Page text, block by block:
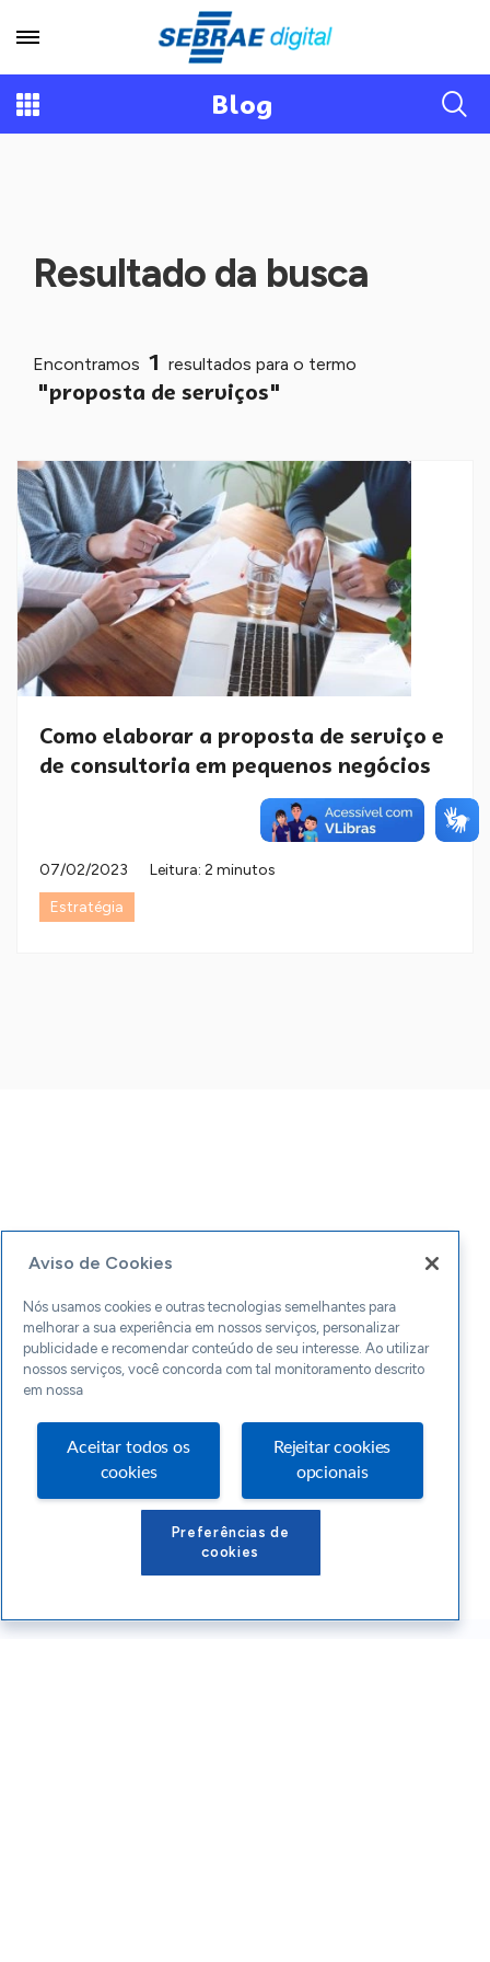
Blog
Resultado da busca
Encontramos 1 resultados para o termo
"proposta de serviços"
Como elaborar a proposta de serviço e
de consultoria em pequenos negócios
07/02/2023
Leitura: 2 minutos
Estratégia
Aviso de Cookies
Nós usamos cookies e outras tecnologias semelhantes para
melhorar a sua experiência em nossos serviços, personalizar
publicidade e recomendar conteúdo de seu interesse. Ao utilizar
nossos serviços, você concorda com tal monitoramento descrito
em nossa
Aceitar todos os
cookies
Rejeitar cookies
opcionais
Preferências de
cookies